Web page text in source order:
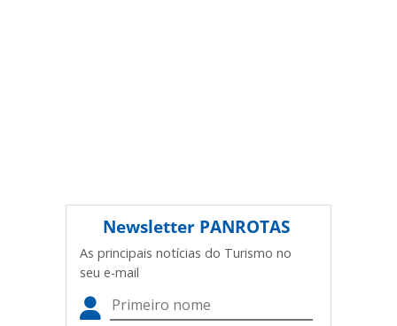
Newsletter PANROTAS
As principais notícias do Turismo no
seu e-mail